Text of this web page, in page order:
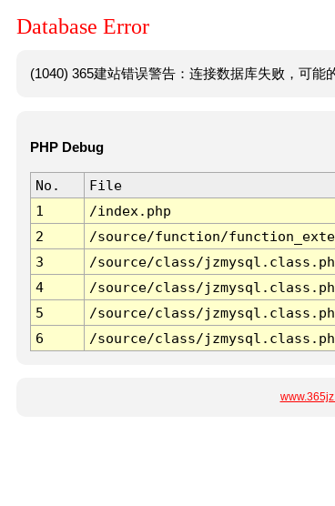
Database Error
(1040) 365建站错误警告：连接数据库失败，可能
PHP Debug
No. File
1
/index.php
2
/source/function/
3
/source/class/
4
/source/class/
5
/source/class/
6
/source/class/